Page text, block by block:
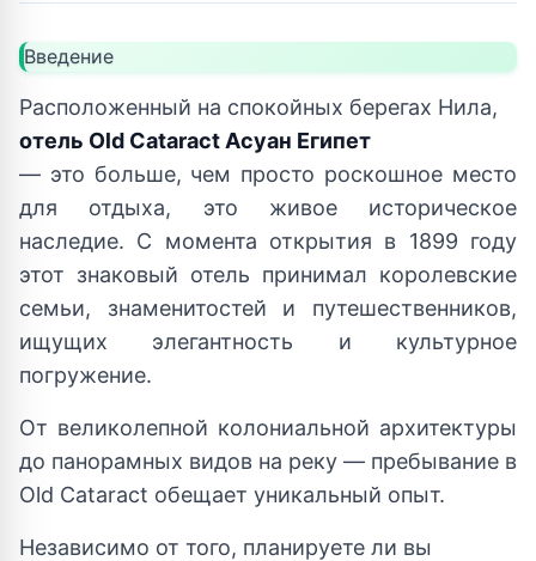
Введение
Расположенный на спокойных берегах Нила,
отель Old Cataract Асуан Египет
— это больше, чем просто роскошное место
для отдыха, это живое историческое
наследие. С момента открытия в 1899 году
этот знаковый отель принимал королевские
семьи, знаменитостей и путешественников,
ищущих элегантность и культурное
погружение.
От великолепной колониальной архитектуры
до панорамных видов на реку — пребывание в
Old Cataract обещает уникальный опыт.
Независимо от того, планируете ли вы